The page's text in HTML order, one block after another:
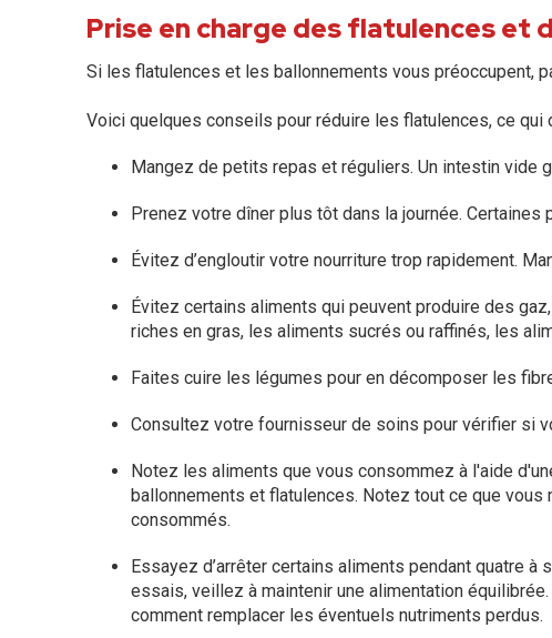
Prise en charge des flatulences et
Si les flatulences et les ballonnements vous préoccupent,
Voici quelques conseils pour réduire les flatulences, ce
Mangez de petits repas et réguliers. Un intestin vide
Prenez votre dîner plus tôt dans la journée.
Évitez d’engloutir votre nourriture trop rapidement.
Évitez certains aliments qui peuvent produire des
riches en gras, les aliments sucrés ou raffinés, les
Faites cuire les légumes pour en décomposer les
Consultez votre fournisseur de soins pour vérifier si
Notez les aliments que vous consommez à l'aide
ballonnements et flatulences. Notez tout ce que
consommés.
Essayez d’arrêter certains aliments pendant quatre
essais, veillez à maintenir une alimentation
comment remplacer les éventuels nutriments perdus.